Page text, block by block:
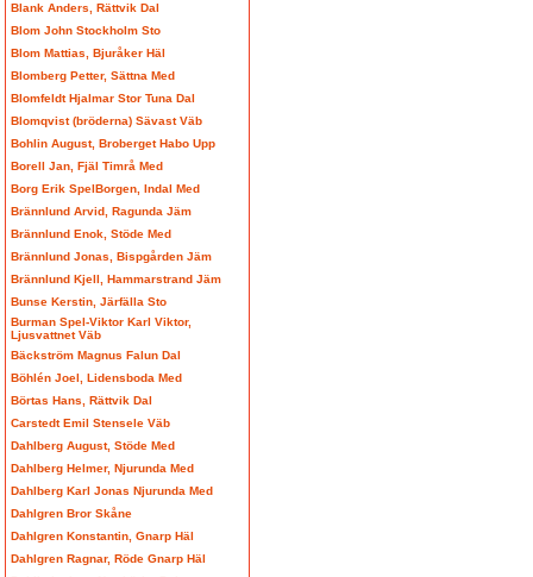
Blank Anders, Rättvik Dal
Blom John Stockholm Sto
Blom Mattias, Bjuråker Häl
Blomberg Petter, Sättna Med
Blomfeldt Hjalmar Stor Tuna Dal
Blomqvist (bröderna) Sävast Väb
Bohlin August, Broberget Habo Upp
Borell Jan, Fjäl Timrå Med
Borg Erik SpelBorgen, Indal Med
Brännlund Arvid, Ragunda Jäm
Brännlund Enok, Stöde Med
Brännlund Jonas, Bispgården Jäm
Brännlund Kjell, Hammarstrand Jäm
Bunse Kerstin, Järfälla Sto
Burman Spel-Viktor Karl Viktor,
Ljusvattnet Väb
Bäckström Magnus Falun Dal
Böhlén Joel, Lidensboda Med
Börtas Hans, Rättvik Dal
Carstedt Emil Stensele Väb
Dahlberg August, Stöde Med
Dahlberg Helmer, Njurunda Med
Dahlberg Karl Jonas Njurunda Med
Dahlgren Bror Skåne
Dahlgren Konstantin, Gnarp Häl
Dahlgren Ragnar, Röde Gnarp Häl